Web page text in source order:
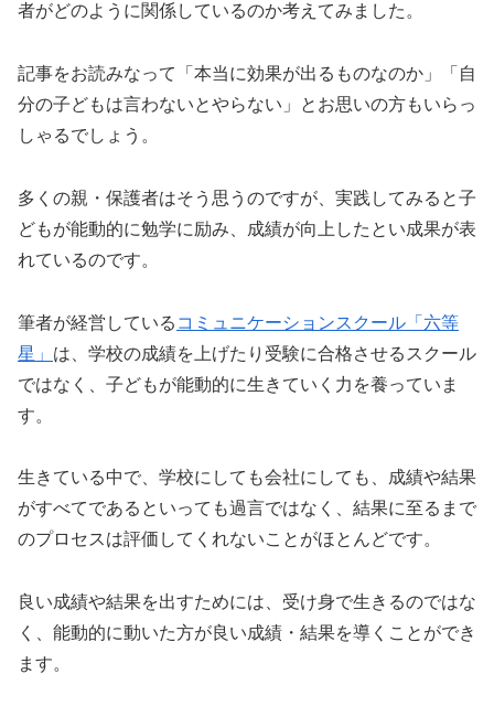
者がどのように関係しているのか考えてみました。
記事をお読みなって「本当に効果が出るものなのか」「自
分の子どもは言わないとやらない」とお思いの方もいらっ
しゃるでしょう。
多くの親・保護者はそう思うのですが、実践してみると子
どもが能動的に勉学に励み、成績が向上したとい成果が表
れているのです。
筆者が経営している コミュニケーションスクール「六等
星」 は、学校の成績を上げたり受験に合格させるスクール
ではなく、子どもが能動的に生きていく力を養っていま
す。
生きている中で、学校にしても会社にしても、成績や結果
がすべてであるといっても過言ではなく、結果に至るまで
のプロセスは評価してくれないことがほとんどです。
良い成績や結果を出すためには、受け身で生きるのではな
く、能動的に動いた方が良い成績・結果を導くことができ
ます。